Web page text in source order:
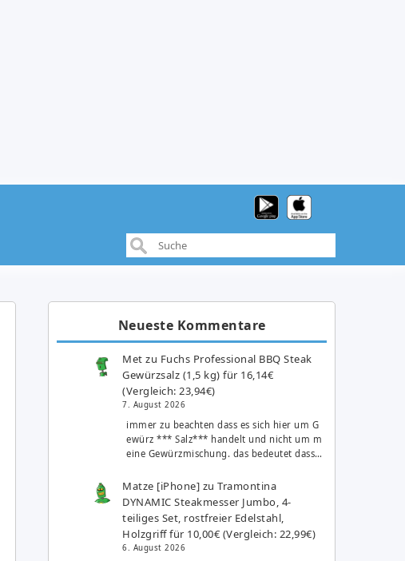
Neueste Kommentare
Met zu Fuchs Professional BBQ Steak
Gewürzsalz (1,5 kg) für 16,14€
(Vergleich: 23,94€)
7. August 2026
immer zu beachten dass es sich hier um G
ewürz *** Salz*** handelt und nicht um m
eine Gewürzmischung. das bedeutet dass…
Matze [iPhone] zuTramontina
DYNAMIC Steakmesser Jumbo, 4-
teiliges Set, rostfreier Edelstahl,
Holzgriff für 10,00€ (Vergleich: 22,99€)
6. August 2026